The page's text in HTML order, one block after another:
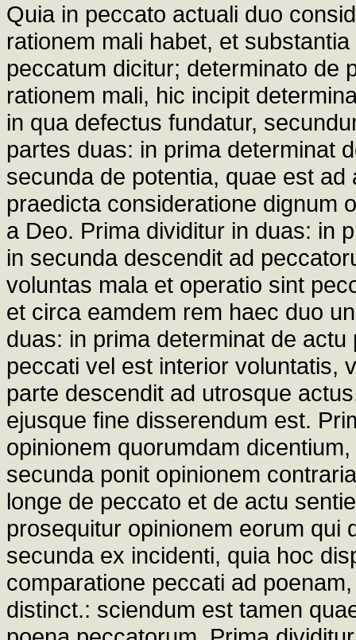
Quia in peccato actuali duo
rationem mali habet, et
peccatum dicitur; determinato de
rationem mali, hic incipit
in qua defectus fundatur,
partes duas: in prima determinat
secunda de potentia, quae est
praedicta consideratione dignum
a Deo. Prima dividitur in duas: in
in secunda descendit ad
voluntas mala et operatio sint
et circa eamdem rem haec duo
duas: in prima determinat de
peccati vel est interior voluntatis,
parte descendit ad utrosque
ejusque fine disserendum est.
opinionem quorumdam
secunda ponit opinionem
longe de peccato et de actu
prosequitur opinionem eorum qui
secunda ex incidenti, quia hoc
comparatione peccati ad
distinct.: sciendum est tamen